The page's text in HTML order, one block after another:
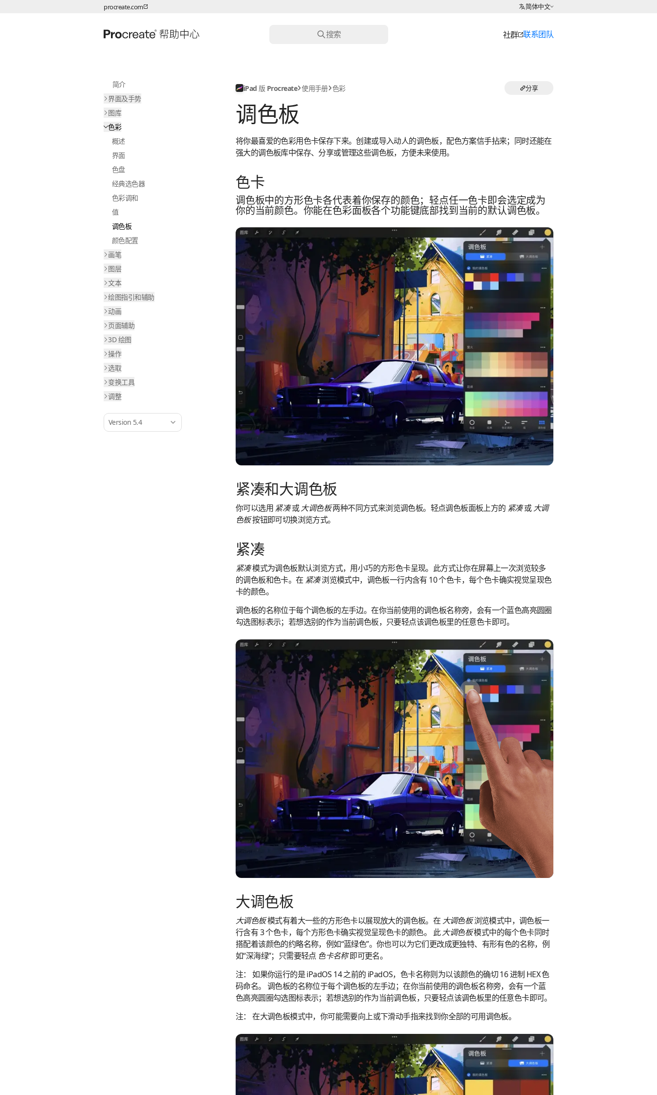
procreate.com 简体中文
选择语言
搜索 社群 联系团队
简介
界面及手势
图库
色彩
概述
界面
色盘
经典选色器
色彩调和
值
调色板
颜色配置
画笔
图层
文本
绘图指引和辅助
动画
页面辅助
3D 绘图
操作
选取
变换工具
调整
iPad 版 Procreate 使用手册 色彩 分享
调色板
将你最喜爱的色彩用色卡保存下来。创建或导入动人的调色板，配色方案信手拈来；同时还能在
强大的调色板库中保存、分享或管理这些调色板，方便未来使用。
色卡
调色板中的方形色卡各代表着你保存的颜色；轻点任一色卡即会选定成为
你的当前颜色。你能在色彩面板各个功能键底部找到当前的默认调色板。
紧凑和大调色板
你可以选用紧凑或大调色板两种不同方式来浏览调色板。轻点调色板面板上方的 紧凑或大调
色板按钮即可切换浏览方式。
紧凑
紧凑模式为调色板默认浏览方式，用小巧的方形色卡呈现。此方式让你在屏幕上一次浏览较多
的调色板和色卡。在 紧凑浏览模式中，调色板一行内含有 10 个色卡，每个色卡确实视觉呈现色
卡的颜色。
调色板的名称位于每个调色板的左手边。在你当前使用的调色板名称旁，会有一个蓝色高亮圆圈
勾选图标表示；若想选别的作为当前调色板，只要轻点该调色板里的任意色卡即可。
大调色板
大调色板模式有着大一些的方形色卡以展现放大的调色板。在 大调色板浏览模式中，调色板一
行含有 3 个色卡，每个方形色卡确实视觉呈现色卡的颜色。 此大调色板模式中的每个色卡同时
搭配着该颜色的约略名称，例如“蓝绿色”。你也可以为它们更改成更独特、有形有色的名称，例
如“深海绿”；只需要轻点 色卡名称即可更名。
注：
如果你运行的是 iPadOS 14 之前的 iPadOS，色卡名称则为以该颜色的确切 16 进制 HEX 色
码命名。 调色板的名称位于每个调色板的左手边；在你当前使用的调色板名称旁，会有一个蓝
色高亮圆圈勾选图标表示；若想选别的作为当前调色板，只要轻点该调色板里的任意色卡即可。
注：
在大调色板模式中，你可能需要向上或下滑动手指来找到你全部的可用调色板。